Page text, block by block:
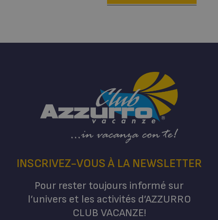
INSCRIVEZ-VOUS À LA NEWSLETTER
Pour rester toujours informé sur
l’univers et les activités d’AZZURRO
CLUB VACANZE!